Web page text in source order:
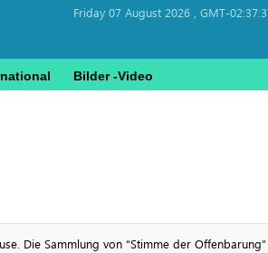
Friday 07 August 2026 , GMT-
Bilder -Video
Die Sammlung von “Stimme der